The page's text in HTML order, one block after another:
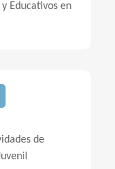
Educativos en
de